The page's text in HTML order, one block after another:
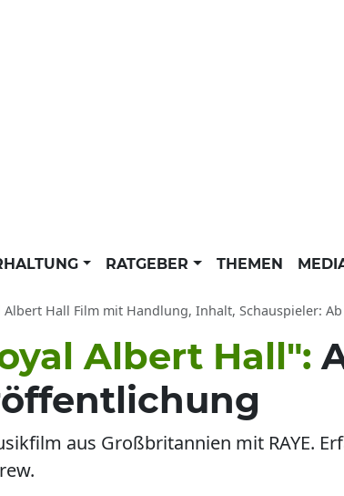
RATGEBER THEMEN
Hall Film mit Handlung, Inhalt, Schauspieler: Ab wann zu sehen?
Albert Hall":
aus Großbritannien mit RAYE.